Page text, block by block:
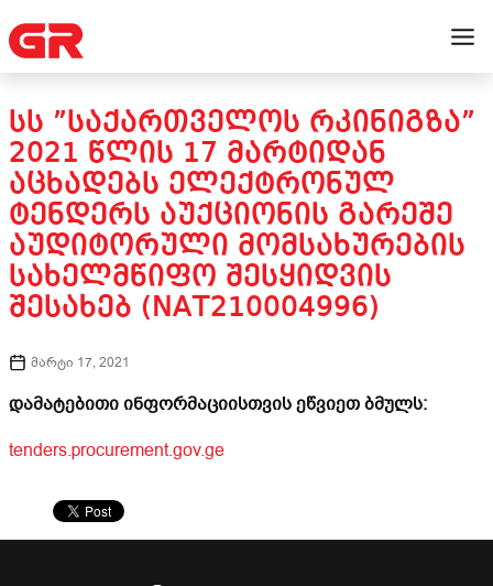
ᲡᲡ ”ᲡᲐᲥᲐᲠᲗᲕᲔᲚᲝᲡ ᲠᲙᲘᲜᲘᲒᲖᲐ”
2021 ᲬᲚᲘᲡ 17 ᲛᲐᲠᲢᲘᲓᲐᲜ
ᲐᲪᲮᲐᲓᲔᲑᲡ ᲔᲚᲔᲥᲢᲠᲝᲜᲣᲚ
ᲢᲔᲜᲓᲔᲠᲡ ᲐᲣᲥᲪᲘᲝᲜᲘᲡ ᲒᲐᲠᲔᲨᲔ
ᲐᲣᲓᲘᲢᲝᲠᲣᲚᲘ ᲛᲝᲛᲡᲐᲮᲣᲠᲔᲑᲘᲡ
ᲡᲐᲮᲔᲚᲛᲬᲘᲤᲝ ᲨᲔᲡᲧᲘᲓᲕᲘᲡ
ᲨᲔᲡᲐᲮᲔᲑ (NAT210004996)
მარტი 17, 2021
დამატებითი ინფორმაციისთვის ეწვიეთ ბმულს:
tenders.procurement.gov.ge